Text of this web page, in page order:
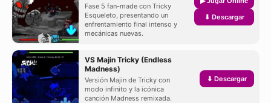
Fase 5 fan-made con Tricky
Esqueleto, presentando un
enfrentamiento final intenso y
mecánicas nuevas.
⬇ Descargar
VS Majin Tricky (Endless
Madness)
Versión Majin de Tricky con
modo infinito y la icónica
canción Madness remixada.
⬇ Descargar